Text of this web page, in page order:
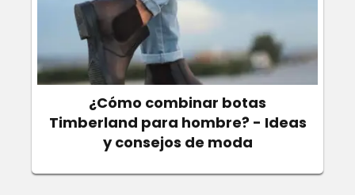
¿Cómo combinar botas
Timberland para hombre? - Ideas
y consejos de moda